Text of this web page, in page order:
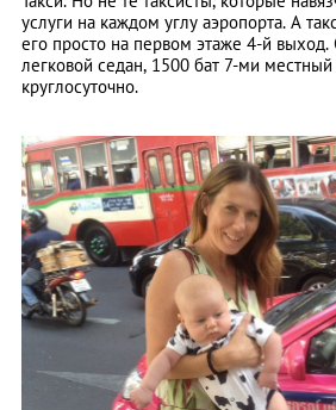
услуги на каждом углу аэропорта. А
его просто на первом этаже 4-й выход.
легковой седан, 1500 бат 7-ми
круглосуточно.